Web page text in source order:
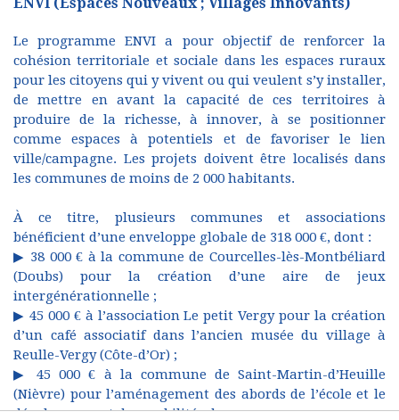
Le programme ENVI a pour objectif de renforcer la
cohésion territoriale et sociale dans les espaces ruraux
pour les citoyens qui y vivent ou qui veulent s’y installer,
de mettre en avant la capacité de ces territoires à
produire de la richesse, à innover, à se positionner
comme espaces à potentiels et de favoriser le lien
ville/campagne. Les projets doivent être localisés dans
les communes de moins de 2 000 habitants.
À ce titre, plusieurs communes et associations
bénéficient d’une enveloppe globale de 318 000 €, dont :
▶ 38 000 € à la commune de Courcelles-lès-Montbéliard
(Doubs) pour la création d’une aire de jeux
intergénérationnelle ;
▶ 45 000 € à l’association Le petit Vergy pour la création
d’un café associatif dans l’ancien musée du village à
Reulle-Vergy (Côte-d’Or) ;
▶ 45 000 € à la commune de Saint-Martin-d’Heuille
(Nièvre) pour l’aménagement des abords de l’école et le
développement des mobilités douces ;